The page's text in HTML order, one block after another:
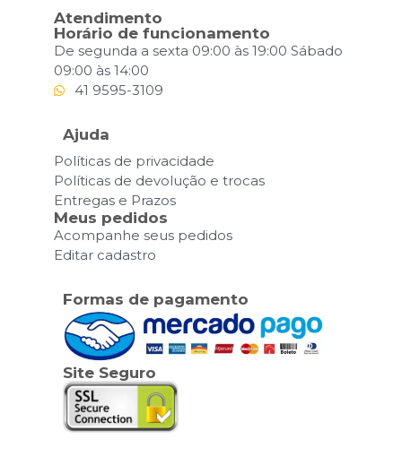
Atendimento
Horário de funcionamento
De segunda a sexta 09:00 às 19:00 Sábado
09:00 às 14:00
41 9595-3109
Ajuda
Políticas de privacidade
Políticas de devolução e trocas
Entregas e Prazos
Meus pedidos
Acompanhe seus pedidos
Editar cadastro
Formas de pagamento
Site Seguro